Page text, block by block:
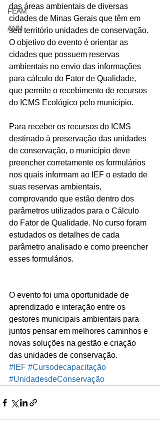
FEAM
ANM
das áreas ambientais de diversas
cidades de Minas Gerais que têm em
seu território unidades de conservação.
O objetivo do evento é orientar as
cidades que possuem reservas
ambientais no envio das informações
para cálculo do Fator de Qualidade,
que permite o recebimento de recursos
do ICMS Ecológico pelo município.
Para receber os recursos do ICMS
destinado à preservação das unidades
de conservação, o município deve
preencher corretamente os formulários
nos quais informam ao IEF o estado de
suas reservas ambientais,
comprovando que estão dentro dos
parâmetros utilizados para o Cálculo
do Fator de Qualidade. No curso foram
estudados os detalhes de cada
parâmetro analisado e como preencher
esses formulários.
O evento foi uma oportunidade de
aprendizado e interação entre os
gestores municipais ambientais para
juntos pensar em melhores caminhos e
novas soluções na gestão e criação
das unidades de conservação.
#IEF #Cursodecapacitação
#UnidadesdeConservação